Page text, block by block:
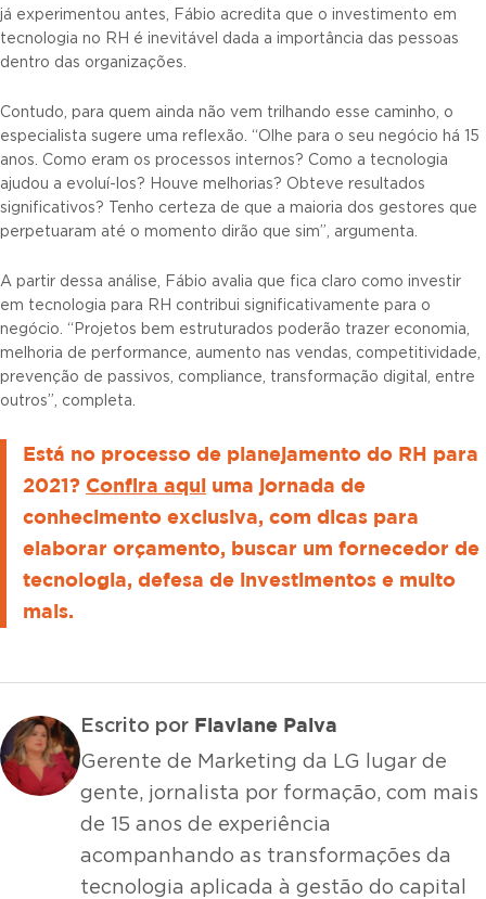
já experimentou antes, Fábio acredita que o investimento em
tecnologia no RH é inevitável dada a importância das pessoas
dentro das organizações.
Contudo, para quem ainda não vem trilhando esse caminho, o
especialista sugere uma reflexão. “Olhe para o seu negócio há 15
anos. Como eram os processos internos? Como a tecnologia
ajudou a evoluí-los? Houve melhorias? Obteve resultados
significativos? Tenho certeza de que a maioria dos gestores que
perpetuaram até o momento dirão que sim”, argumenta.
A partir dessa análise, Fábio avalia que fica claro como investir
em tecnologia para RH contribui significativamente para o
negócio. “Projetos bem estruturados poderão trazer economia,
melhoria de performance, aumento nas vendas, competitividade,
prevenção de passivos, compliance, transformação digital, entre
outros”, completa.
Está no processo de planejamento do RH para
2021? Confira aqui uma jornada de
conhecimento exclusiva, com dicas para
elaborar orçamento, buscar um fornecedor de
tecnologia, defesa de investimentos e muito
mais.
Escrito por Flaviane Paiva
Gerente de Marketing da LG lugar de
gente, jornalista por formação, com mais
de 15 anos de experiência
acompanhando as transformações da
tecnologia aplicada à gestão do capital